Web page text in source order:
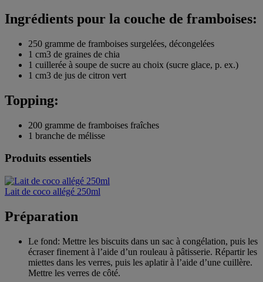
Ingrédients pour la couche de framboises:
250 gramme de framboises surgelées, décongelées
1 cm3 de graines de chia
1 cuillerée à soupe de sucre au choix (sucre glace, p. ex.)
1 cm3 de jus de citron vert
Topping:
200 gramme de framboises fraîches
1 branche de mélisse
Produits essentiels
Lait de coco allégé 250ml
Préparation
Le fond: Mettre les biscuits dans un sac à congélation, puis les
écraser finement à l’aide d’un rouleau à pâtisserie. Répartir les
miettes dans les verres, puis les aplatir à l’aide d’une cuillère.
Mettre les verres de côté.